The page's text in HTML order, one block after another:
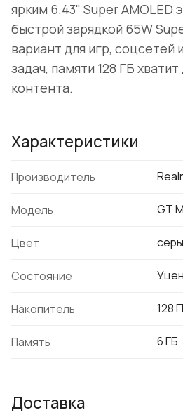
ярким 6.43" Super AMOLED
быстрой зарядкой 65W
вариант для игр, соцсетей
задач, памяти 128 ГБ
контента.
Характеристики
Производитель
Модель GT
Цвет
Состояние
Накопитель 128
Память 6 ГБ
Доставка